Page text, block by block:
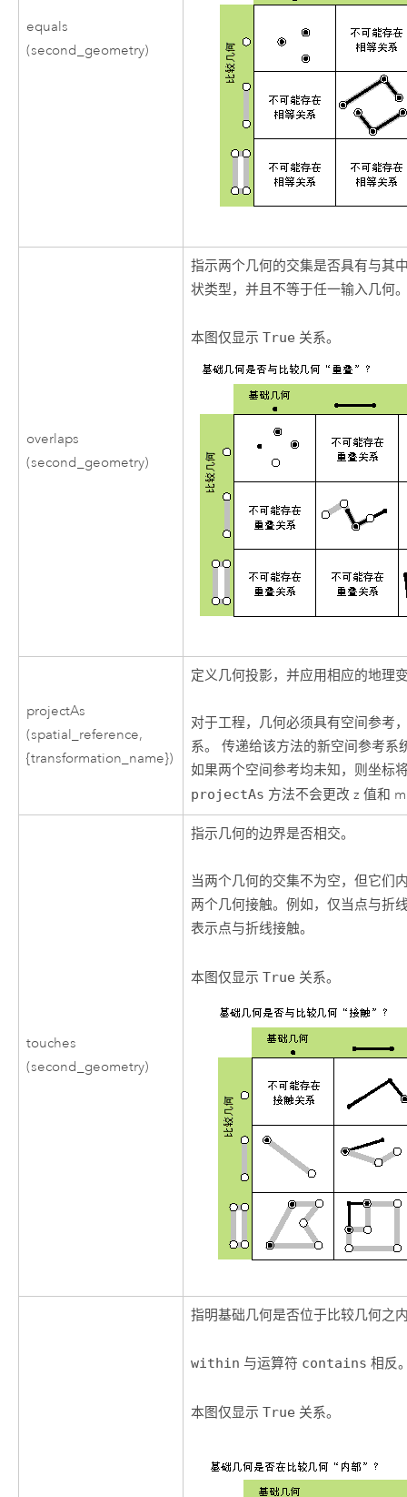
equals
(second_geometry)
overlaps
(second_geometry)
指示两个几何的交集是否具有与其
状类型，并且不等于任一输入几何
本图仅显示True 关系。
projectAs
(spatial_reference,
{transformation_name})
定义几何投影，并应用相应的地理
对于工程，几何必须具有空间参考
系。 传递给该方法的新空间参考系
如果两个空间参考均未知，则坐标
projectAs 方法不会更改 z 值和
touches
(second_geometry)
指示几何的边界是否相交。
当两个几何的交集不为空，但它们
两个几何接触。例如，仅当点与折
表示点与折线接触。
本图仅显示True 关系。
指明基础几何是否位于比较几何之
within 与运算符 contains 相反
本图仅显示True 关系。